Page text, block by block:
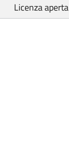
Licenza aperta